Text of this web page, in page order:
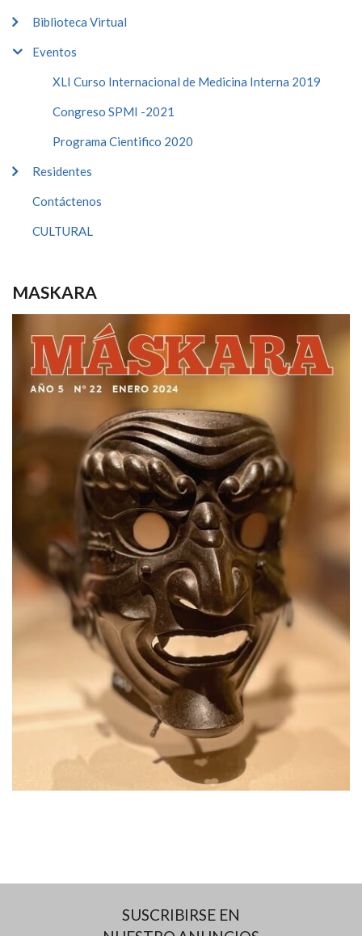
Biblioteca Virtual
Eventos
XLI Curso Internacional de Medicina Interna 2019
Congreso SPMI -2021
Programa Cientifico 2020
Residentes
Contáctenos
CULTURAL
MASKARA
SUSCRIBIRSE EN